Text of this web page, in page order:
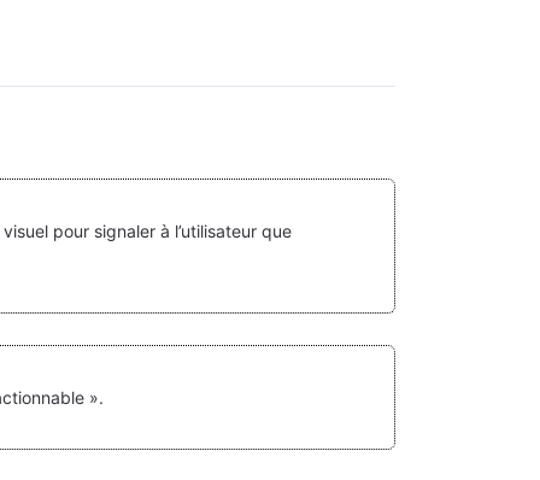
pour signaler à l’utilisateur que
».